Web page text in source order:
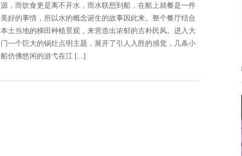
源，而饮食更是离不开水，而水联想到船，在船上就餐是一件
美好的事情，所以水的概念诞生的故事因此来。整个餐厅结合
本土当地的梯田种植景观，来营造出浓郁的古朴民风。进入大
门一个巨大的锅灶点明主题，展开了引人入胜的感觉，几条小
船仿佛悠闲的游弋在江 […]